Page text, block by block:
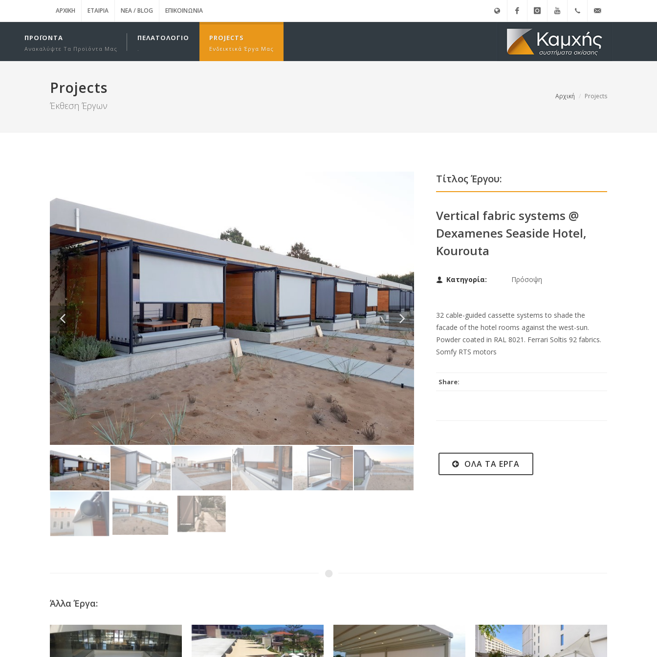
ΑΡΧΙΚΉ ΕΤΑΙΡΊΑ ΝΈΑ / BLOG ΕΠΙΚΟΙΝΩΝΊΑ
FacebookinstagramYoutube (+30)
210.3455761
info@kamxis.gr
ΠΡΟΪΌΝΤΑ
Ανακαλύψτε Τα Προϊόντα Μας
ΠΕΛΑΤΟΛΌΓΙΟ
.
PROJECTS
Ενδεικτικά Έργα Μας
Projects
Έκθεση Έργων
Αρχική Projects
Τίτλος Έργου:
Vertical fabric systems @
Dexamenes Seaside Hotel,
Kourouta
Κατηγορία: Πρόσοψη
32 cable-guided cassette systems to shade the
facade of the hotel rooms against the west-sun.
Powder coated in RAL 8021. Ferrari Soltis 92 fabrics.
Somfy RTS motors
Share:
ΌΛΑ ΤΑ ΈΡΓΑ
Άλλα Έργα: